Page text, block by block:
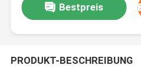
Bestpreis
PRODUKT-BESCHREIBUNG